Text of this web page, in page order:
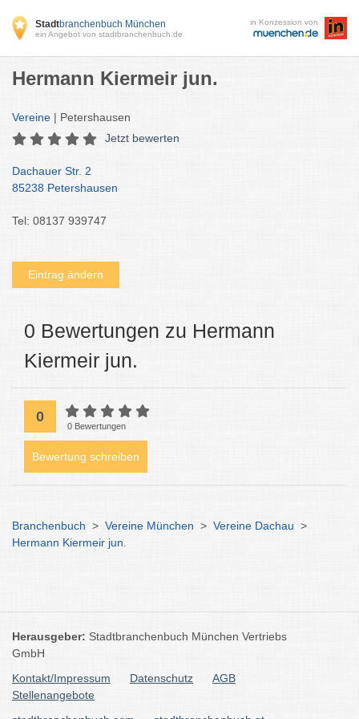
Stadtbranchenbuch München
ein Angebot von stadtbranchenbuch.de
in Konzession von
Hermann Kiermeir jun.
Vereine | Petershausen
Jetzt bewerten
Dachauer Str. 2
85238 Petershausen
Tel: 08137 939747
Eintrag ändern
0 Bewertungen zu Hermann
Kiermeir jun.
0
0 Bewertungen
Bewertung schreiben
Branchenbuch > Vereine München > Vereine Dachau >
Hermann Kiermeir jun.
Herausgeber: Stadtbranchenbuch München Vertriebs
GmbH
Kontakt/Impressum
Datenschutz
AGB
Stellenangebote